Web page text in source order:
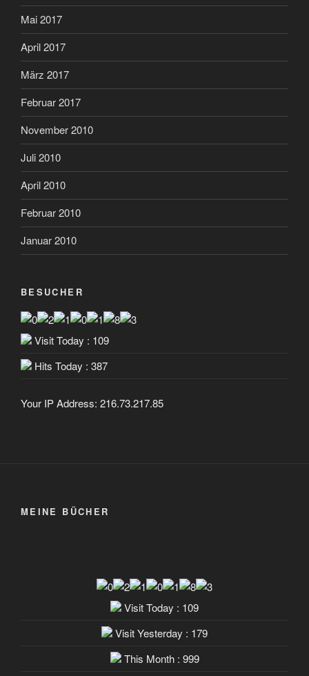
Mai 2017
April 2017
März 2017
Februar 2017
November 2010
Juli 2010
April 2010
Februar 2010
Januar 2010
BESUCHER
Visit Today : 109
Hits Today : 387
Your IP Address: 216.73.217.85
MEINE BÜCHER
Visit Today : 109
Visit Yesterday : 179
This Month : 999